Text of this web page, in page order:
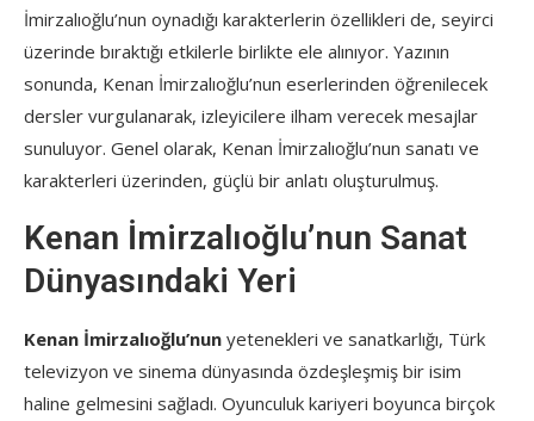
İmirzalıoğlu’nun oynadığı karakterlerin özellikleri de, seyirci
üzerinde bıraktığı etkilerle birlikte ele alınıyor. Yazının
sonunda, Kenan İmirzalıoğlu’nun eserlerinden öğrenilecek
dersler vurgulanarak, izleyicilere ilham verecek mesajlar
sunuluyor. Genel olarak, Kenan İmirzalıoğlu’nun sanatı ve
karakterleri üzerinden, güçlü bir anlatı oluşturulmuş.
Kenan İmirzalıoğlu’nun Sanat
Dünyasındaki Yeri
Kenan İmirzalıoğlu’nun yetenekleri ve sanatkarlığı, Türk
televizyon ve sinema dünyasında özdeşleşmiş bir isim
haline gelmesini sağladı. Oyunculuk kariyeri boyunca birçok